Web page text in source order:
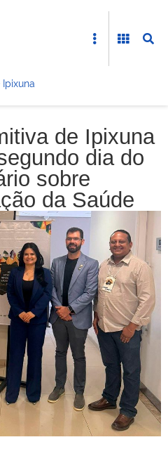
de Ipixuna
dia do
sobre
da Saúde